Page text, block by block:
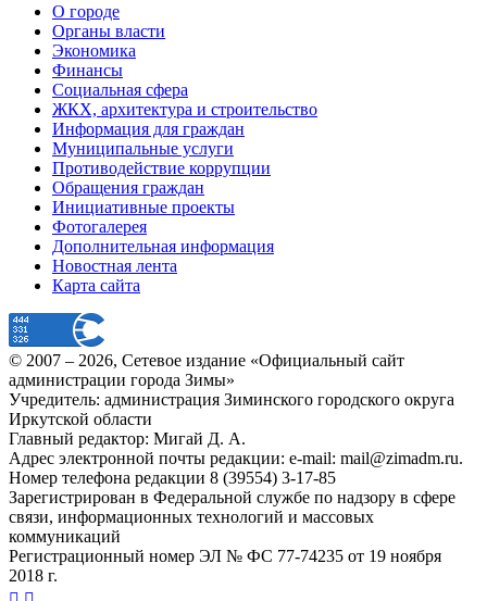
О городе
Органы власти
Экономика
Финансы
Социальная сфера
ЖКХ, архитектура и строительство
Информация для граждан
Муниципальные услуги
Противодействие коррупции
Обращения граждан
Инициативные проекты
Фотогалерея
Дополнительная информация
Новостная лента
Карта сайта
© 2007 – 2026, Сетевое издание «Официальный сайт
администрации города Зимы»
Учредитель: администрация Зиминского городского округа
Иркутской области
Главный редактор: Мигай Д. А.
Адрес электронной почты редакции: e-mail: mail@zimadm.ru.
Номер телефона редакции 8 (39554) 3-17-85
Зарегистрирован в Федеральной службе по надзору в сфере
связи, информационных технологий и массовых
коммуникаций
Регистрационный номер ЭЛ № ФС 77-74235 от 19 ноября
2018 г.